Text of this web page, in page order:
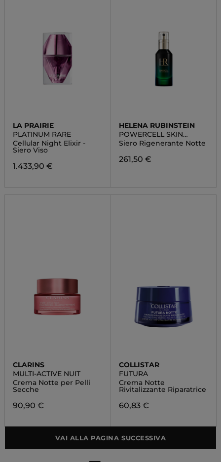
LA PRAIRIE
PLATINUM RARE
Cellular Night Elixir -
Siero Viso
1.433,90 €
HELENA RUBINSTEIN
POWERCELL SKIN
REHAB
Siero Rigenerante Notte
261,50 €
CLARINS
MULTI-ACTIVE NUIT
Crema Notte per Pelli
Secche
90,90 €
COLLISTAR
FUTURA
Crema Notte
Rivitalizzante Riparatrice
60,83 €
VAI ALLA PAGINA SUCCESSIVA